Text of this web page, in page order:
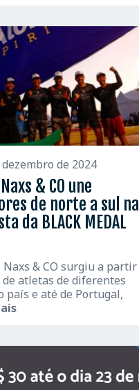
dezembro de 2024
& CO une
de norte a sul na
da BLACK MEDAL
Naxs & CO surgiu a partir
atletas de diferentes
país e até de Portugal,